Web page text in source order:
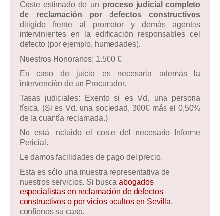
Coste estimado de un proceso judicial completo
de reclamación por defectos constructivos
dirigido frente al promotor y demás agentes
intervinientes en la edificación responsables del
defecto (por ejemplo, humedades).
Nuestros Honorarios: 1.500 €
En caso de juicio es necesaria además la
intervención de un Procurador.
Tasas judiciales: Exento si es Vd. una persona
física. (Si es Vd. una sociedad, 300€ más el 0,50%
de la cuantía reclamada.)
No está incluido el coste del necesario Informe
Pericial.
Le damos facilidades de pago del precio.
Esta es sólo una muestra representativa de
nuestros servicios. Si busca abogados
especialistas en reclamación de defectos
constructivos o por vicios ocultos en Sevilla,
confíenos su caso.